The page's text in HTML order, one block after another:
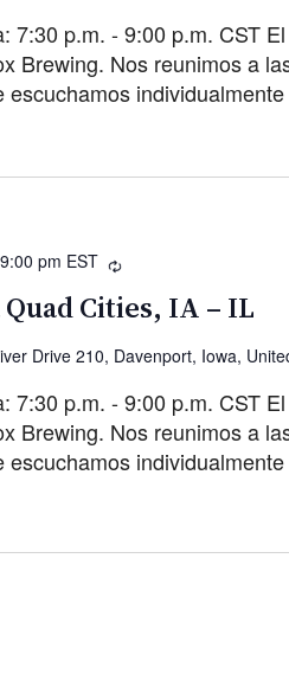
7:30 p.m. - 9:00 p.m. CST
Brewing. Nos reunimos a
escuchamos
9:00 pm EST Recurrente
Cities, IA – IL
Drive 210, Davenport, Iowa,
7:30 p.m. - 9:00 p.m. CST
Brewing. Nos reunimos a
escuchamos